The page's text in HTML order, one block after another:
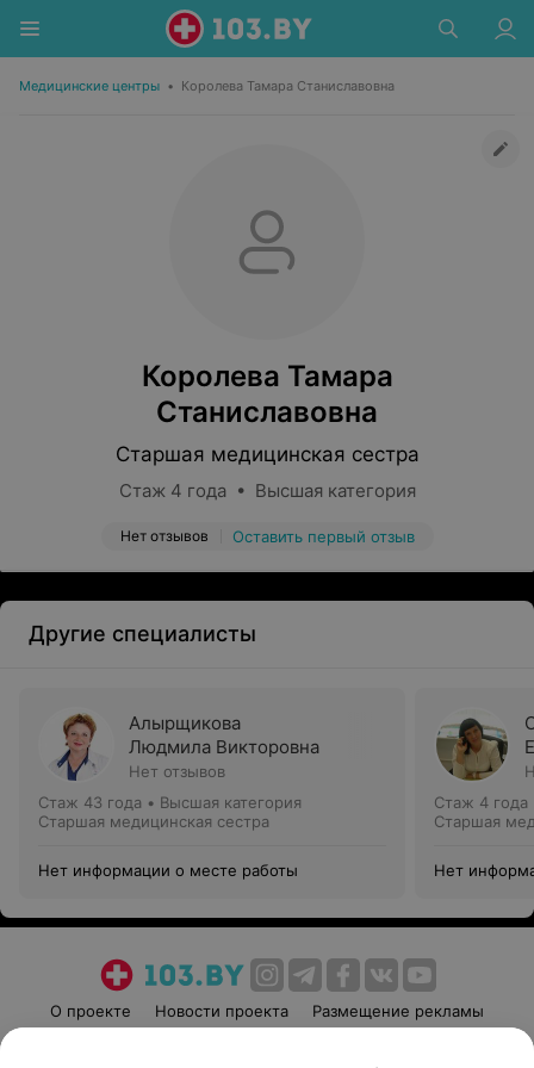
Медицинские центры • Королева Тамара Станиславовна
Королева Тамара
Станиславовна
Старшая медицинская сестра
Стаж 4 года • Высшая категория
Нет отзывов Оставить первый отзыв
Другие специалисты
Алырщикова
Людмила Викторовна
Нет отзывов
Стаж 43 года • Высшая категория
Старшая медицинская сестра
Нет информации о месте работы
Стаж 4 года
Старшая
Нет
О проекте Новости проекта
Размещение рекламы